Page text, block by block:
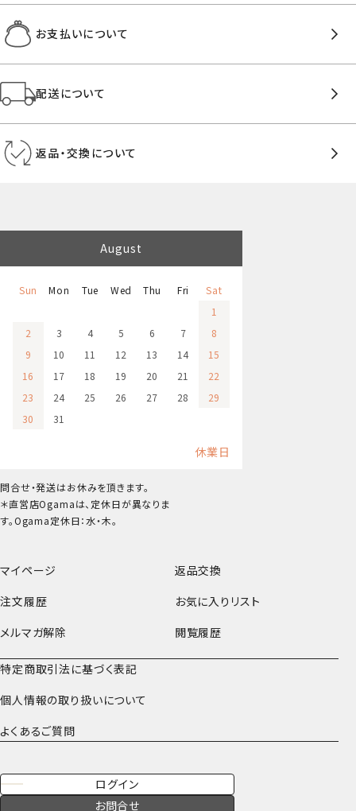
お支払いについて
配送について
返品・交換について
マイページ
返品交換
注文履歴
お気に入りリスト
メルマガ解除
閲覧履歴
特定商取引法に基づく表記
個人情報の取り扱いについて
よくあるご質問
ログイン
お問合せ
August
Sun Mon Tue Wed Thu Fri
Sat
1
2
3 4 5 6 7
8
9
10 11 12 13 14
15
16
17 18 19 20 21
22
23
24 25 26 27 28
29
30
31
休業日
問合せ・発送はお休みを頂きます。
＊直営店Ogamaは、定休日が異なりま
す。Ogama定休日：水・木。